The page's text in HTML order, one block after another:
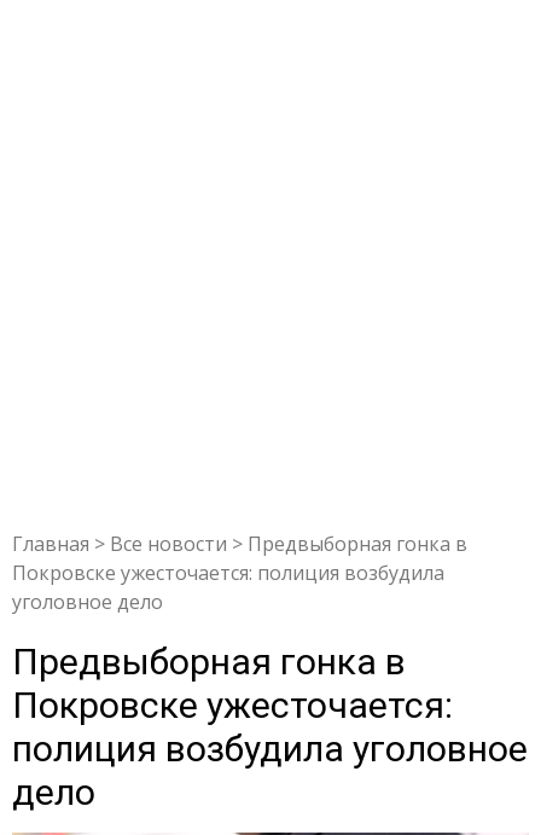
Главная > Все новости > Предвыборная гонка в
Покровске ужесточается: полиция возбудила
уголовное дело
Предвыборная гонка в
Покровске ужесточается:
полиция возбудила уголовное
дело